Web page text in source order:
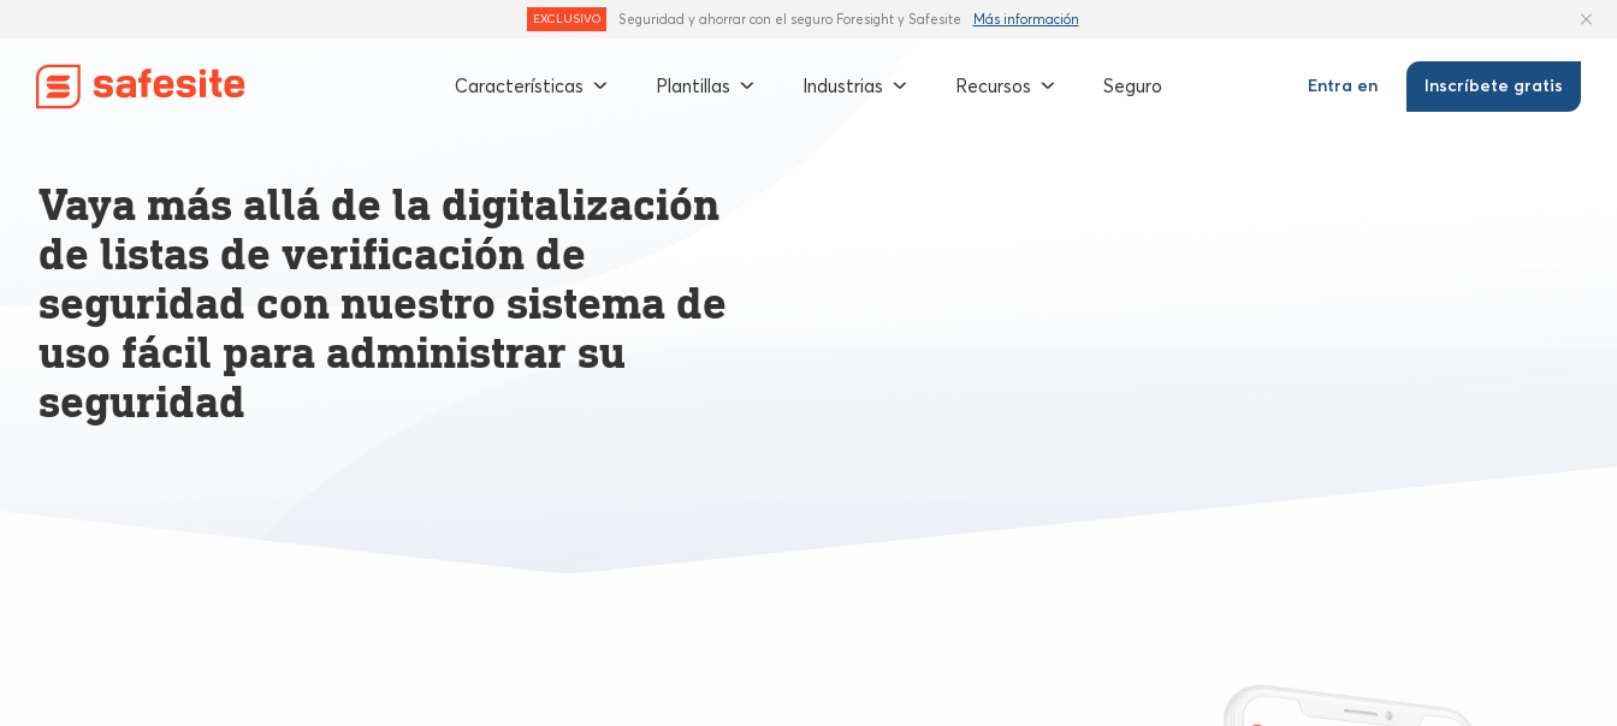
EXCLUSIVO Seguridad y ahorrar con el seguro Foresight y Safesite Más información
Características Plantillas Industrias Recursos Seguro Entra en Inscríbete gratis
Vaya más allá de la digitalización
de listas de verificación de
seguridad con nuestro sistema de
uso fácil para administrar su
seguridad